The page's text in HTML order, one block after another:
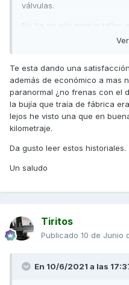
válvulas.
No ha pisado ningún taller,
1000 km, el resto se lo he
Aceite y filtro cada 5000,
del grupo trasero cada
15000, la maza del
variador con 97000, los
y si son los Dr. Pulley
98000 y aunque no me
luces de cruce me duran
freno delantero todavía no
carreteras nacionales).
reconocer que jamás
solo 300 cc pueda tener
Te esta dando una
además de económico a mas
paranormal ¿no frenas con el
la bujía que traía de fábrica
lejos he visto una que en
kilometraje.
Da gusto leer estos historiales.
Un saludo
Tiritos
Publicado 10 de Junio
En 10/6/2021 a las